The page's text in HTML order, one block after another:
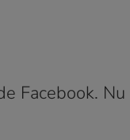
Facebook. Nu